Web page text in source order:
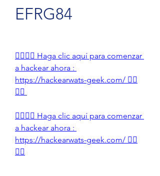
EFRG84
👉🏻👉🏻 Haga clic aquí para comenzar
a hackear ahora :
https://hackearwats-geek.com/ 👈🏻
👈🏻
👉🏻👉🏻 Haga clic aquí para comenzar
a hackear ahora :
https://hackearwats-geek.com/ 👈🏻
👈🏻